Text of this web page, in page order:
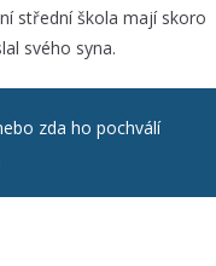
střední škola mají skoro
svého syna.
zda ho pochválí